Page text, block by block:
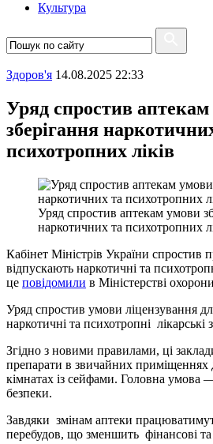
Культура
Здоров'я 14.08.2025 22:33
Уряд спростив
зберігання
психотропних ліків
Уряд спростив аптекам умови
наркотичних та психотропних
Кабінет Міністрів України спростив
відпускають наркотичні та
це повідомили в Міністерстві
Уряд спростив умови ліцензування
наркотичні та психотропні лікарські
Згідно з новими правилами, ці
препарати в звичайних приміщеннях
кімнатах із сейфами. Головна умова
безпеки.
Завдяки змінам аптеки
перебудов, що зменшить фінансові та